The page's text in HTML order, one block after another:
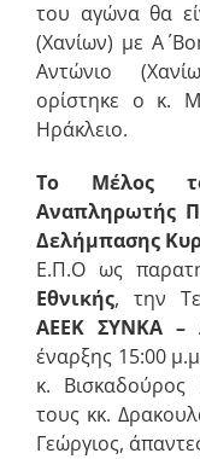
του αγώνα θα
(Χανίων) με Α΄
Αντώνιο
ορίστηκε ο κ.
Ηράκλειο.
Το Μέλος
Αναπληρωτής
Δελήμπασης
Ε.Π.Ο ως
Εθνικής, την
ΑΕΕΚ ΣΥΝΚΑ –
έναρξης 15:00
κ. Βισκαδούρος
τους κκ.
Γεώργιος,